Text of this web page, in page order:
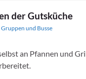
der Gutsküche
Gruppen und Busse
an Pfannen und